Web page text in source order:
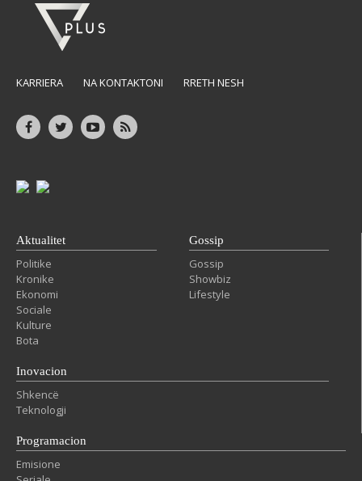
KARRIERA NA KONTAKTONI RRETH NESH
Aktualitet
Politike
Kronike
Ekonomi
Sociale
Kulture
Bota
Gossip
Gossip
Showbiz
Lifestyle
Inovacion
Shkencë
Teknologji
Programacion
Emisione